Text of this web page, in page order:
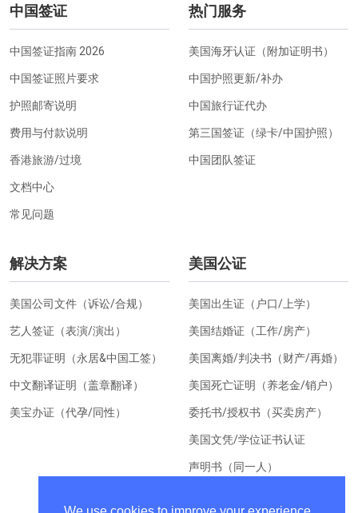
中国签证
中国签证指南 2026
中国签证照片要求
护照邮寄说明
费用与付款说明
香港旅游/过境
文档中心
常见问题
热门服务
美国海牙认证（附加证明书）
中国护照更新/补办
中国旅行证代办
第三国签证（绿卡/中国护照）
中国团队签证
解决方案
美国公司文件（诉讼/合规）
艺人签证（表演/演出）
无犯罪证明（永居&中国工签）
中文翻译证明（盖章翻译）
美宝办证（代孕/同性）
美国公证
美国出生证（户口/上学）
美国结婚证（工作/房产）
美国离婚/判决书（财产/再婚）
美国死亡证明（养老金/销户）
委托书/授权书（买卖房产）
美国文凭/学位证书认证
声明书（同一人）